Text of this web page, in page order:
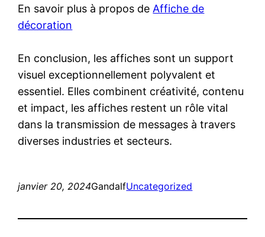
En savoir plus à propos de Affiche de
décoration
En conclusion, les affiches sont un support
visuel exceptionnellement polyvalent et
essentiel. Elles combinent créativité, contenu
et impact, les affiches restent un rôle vital
dans la transmission de messages à travers
diverses industries et secteurs.
janvier 20, 2024GandalfUncategorized